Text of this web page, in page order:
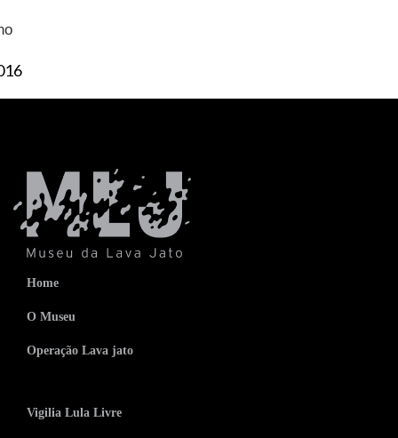
Home
O Museu
Operação Lava jato
Vigilia Lula Livre